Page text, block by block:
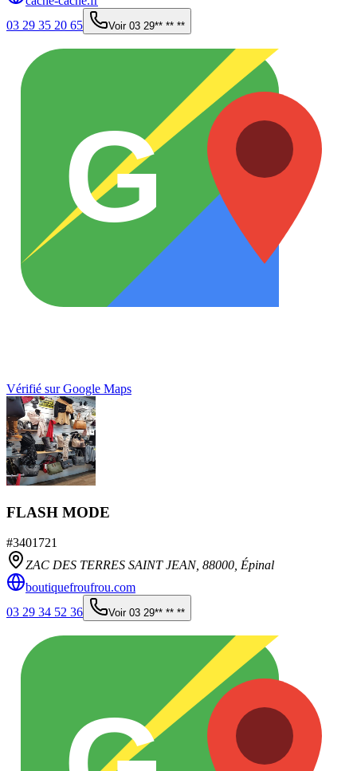
03 29 35 20 65
Voir 03 29** ** **
G
Vérifié sur Google Maps
FLASH MODE
#3401721
ZAC DES TERRES SAINT JEAN, 88000 Épinal
boutiquefroufrou.com
03 29 34 52 36
Voir 03 29** ** **